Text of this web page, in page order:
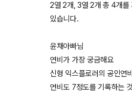
2열 2개, 3열 2개 총 4개를
있습니다.
윤채아빠님
연비가 가장 궁금해요
신형 익스플로러의 공인연
연비도 7정도를 기록하는